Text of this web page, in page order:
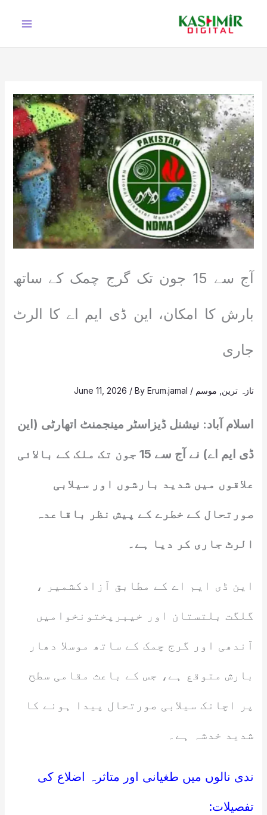
آج سے 15 جون تک گرج چمک کے ساتھ
بارش کا امکان، این ڈی ایم اے کا الرٹ
جاری
تازہ ترین موسم /
June 11, 2026 / ByErum.jamal
اسلام آباد: نیشنل ڈیزاسٹر مینجمنٹ اتھارٹی (این
ڈی ایم اے) نے آج سے 15 جون تک ملک کے بالائی
علاقوں میں شدید بارشوں اور سیلابی
صورتحال کے خطرے کے پیش نظر باقاعدہ
الرٹ جاری کر دیا ہے۔
این ڈی ایم اے کے مطابق آزادکشمیر ،
گلگت بلتستان اور خیبرپختونخوامیں
آندھی اور گرج چمک کے ساتھ موسلا دھار
بارش متوقع ہے، جس کے باعث مقامی سطح
پر اچانک سیلابی صورتحال پیدا ہونے کا
شدید خدشہ ہے۔
ندی نالوں میں طغیانی اور متاثرہ اضلاع کی
تفصیلات: